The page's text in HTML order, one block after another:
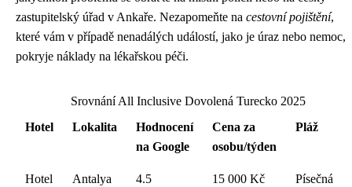
zastupitelský úřad v Ankaře. Nezapomeňte na cestovní pojištění,
které vám v případě nenadálých událostí, jako je úraz nebo nemoc,
pokryje náklady na lékařskou péči.
Srovnání All Inclusive Dovolená Turecko 2025
Hotel
Lokalita
Hodnocení
na Google
Cena za
osobu/týden
Pláž
Hotel
Antalya 4.5 15 000 Kč Písečná